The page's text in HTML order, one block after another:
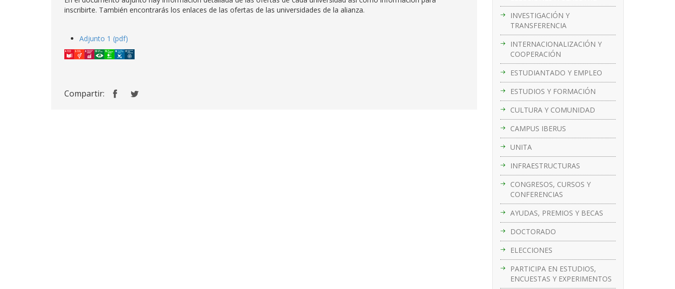
INVESTIGACIÓN Y
TRANSFERENCIA
INTERNACIONALIZACIÓN Y
COOPERACIÓN
ESTUDIANTADO Y EMPLEO
ESTUDIOS Y FORMACIÓN
CULTURA Y COMUNIDAD
CAMPUS IBERUS
UNITA
INFRAESTRUCTURAS
CONGRESOS, CURSOS Y
CONFERENCIAS
AYUDAS, PREMIOS Y BECAS
DOCTORADO
ELECCIONES
PARTICIPA EN ESTUDIOS,
ENCUESTAS Y EXPERIMENTOS
inscribirte. También encontrarás los enlaces de las ofertas de las universidades de la alianza.
Adjunto 1 (pdf)
Compartir: